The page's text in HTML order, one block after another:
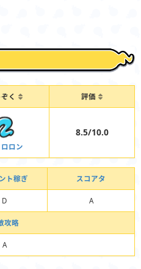
く 評価
ロン
8.5/10.0
ト稼ぎ スコアタ
D A
攻略
A